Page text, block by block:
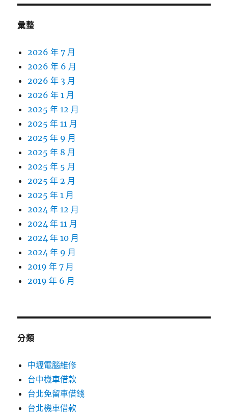
彙整
2026 年 7 月
2026 年 6 月
2026 年 3 月
2026 年 1 月
2025 年 12 月
2025 年 11 月
2025 年 9 月
2025 年 8 月
2025 年 5 月
2025 年 2 月
2025 年 1 月
2024 年 12 月
2024 年 11 月
2024 年 10 月
2024 年 9 月
2019 年 7 月
2019 年 6 月
分類
中壢電腦維修
台中機車借款
台北免留車借錢
台北機車借款